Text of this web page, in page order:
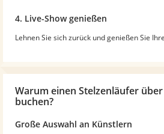
4. Live-Show genießen
Lehnen Sie sich zurück und genießen Sie
Warum einen Stelzenläufer
buchen?
Große Auswahl an Künstlern